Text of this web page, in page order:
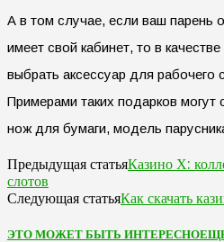
А в том случае, если ваш парень
имеет свой кабинет, то в
выбрать аксессуар для рабочего
Примерами таких подарков могут
нож для бумаги, модель
Предыдущая статьяКазино Х:
слотов
Следующая статьяКак скачать
ЭТО МОЖЕТ БЫТЬ ИНТЕРЕСНО